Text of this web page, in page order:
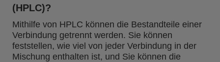
(HPLC)?
Mithilfe von HPLC können die Bestandteile einer
Verbindung getrennt werden. Sie können
feststellen, wie viel von jeder Verbindung in der
Mischung enthalten ist, und Sie können die